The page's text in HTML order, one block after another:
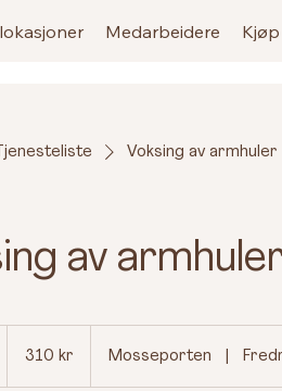
Medarbeidere
Tjenesteliste Voksing av armhuler
av
kroner310 kr Mosseporten